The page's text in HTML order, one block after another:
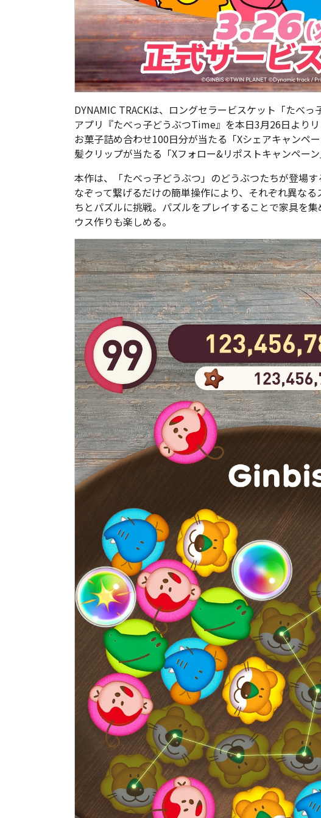
DYNAMIC TRACKは、ロングセラービスケット「たべ
アプリ『たべっ子どうぶつTime』を本日3月26日より
お菓子詰め合わせ100日分が当たる「Xシェアキャンペ
髪クリップが当たる「Xフォロー&リポストキャンペーン
本作は、「たべっ子どうぶつ」のどうぶつたちが登場す
なぞって繋げるだけの簡単操作により、それぞれ異な
ちとパズルに挑戦。パズルをプレイすることで家具を
ウス作りも楽しめる。